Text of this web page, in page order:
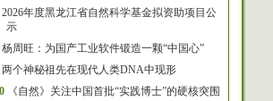
2026年度黑龙江省自然科学基金拟资助项目公
示
杨周旺：为国产工业软件锻造一颗“中国心”
两个神秘祖先在现代人类DNA中现形
《自然》关注中国首批“实践博士”的硬核突围